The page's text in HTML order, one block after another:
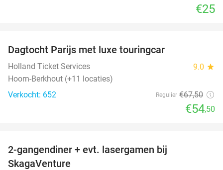
€25
Dagtocht Parijs met luxe touringcar
Holland Ticket Services 9.0 star
Hoorn-Berkhout (+11 locaties)
Verkocht: 652
Regulier €67,50
€54,50
2-gangendiner + evt. lasergamen bij
SkagaVenture